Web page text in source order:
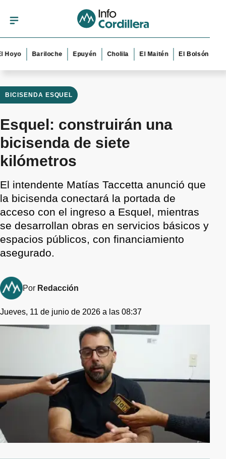
Bariloche Epuyén Cholila El Maitén El Bolsón Esquel
BICISENDA ESQUEL
Esquel: construirán una
bicisenda de siete
kilómetros
El intendente Matías Taccetta anunció que
la bicisenda conectará la portada de
acceso con el ingreso a Esquel, mientras
se desarrollan obras en servicios básicos y
espacios públicos, con financiamiento
asegurado.
Por Redacción
Jueves, 11 de junio de 2026 a las 08:37